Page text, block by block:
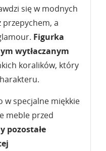
się w modnych
a
Figurka
wytłaczanym
koralików, który
specjalne miękkie
meble przed
pozostałe